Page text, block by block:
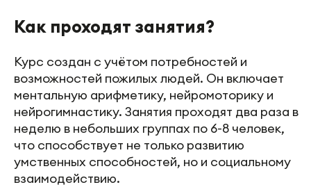
Как проходят занятия?
Курс создан с учётом потребностей и
возможностей пожилых людей. Он включает
ментальную арифметику, нейромоторику и
нейрогимнастику. Занятия проходят два раза в
неделю в небольших группах по 6-8 человек,
что способствует не только развитию
умственных способностей, но и социальному
взаимодействию.